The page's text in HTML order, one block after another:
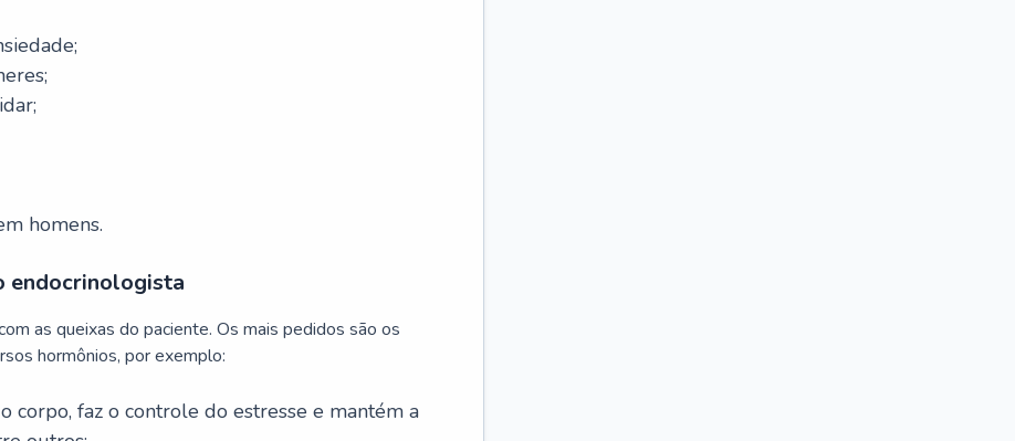
homens.
endocrinologista
as queixas do paciente. Os mais pedidos são os
hormônios, por exemplo:
corpo, faz o controle do estresse e mantém a